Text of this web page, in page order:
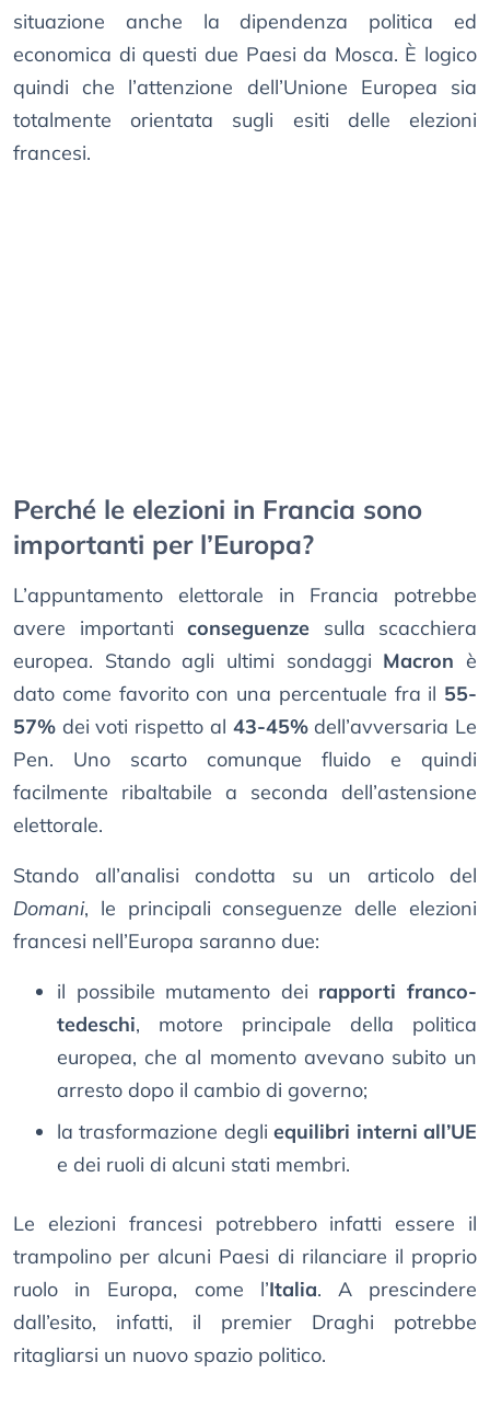
situazione anche la dipendenza politica ed
economica di questi due Paesi da Mosca. È logico
quindi che l’attenzione dell’Unione Europea sia
totalmente orientata sugli esiti delle elezioni
francesi.
Perché le elezioni in Francia sono
importanti per l’Europa?
L’appuntamento elettorale in Francia potrebbe
avere importanti conseguenze sulla scacchiera
europea. Stando agli ultimi sondaggi Macron è
dato come favorito con una percentuale fra il 55-
57% dei voti rispetto al 43-45%dell’avversaria Le
Pen. Uno scarto comunque fluido e quindi
facilmente ribaltabile a seconda dell’astensione
elettorale.
Stando all’analisi condotta su un articolo del
Domani, le principali conseguenze delle elezioni
francesi nell’Europa saranno due:
il possibile mutamento dei rapporti franco-
tedeschi, motore principale della politica
europea, che al momento avevano subito un
arresto dopo il cambio di governo;
la trasformazione degliequilibri interni all’UE
e dei ruoli di alcuni stati membri.
Le elezioni francesi potrebbero infatti essere il
trampolino per alcuni Paesi di rilanciare il proprio
ruolo in Europa, come l’Italia. A prescindere
dall’esito, infatti, il premier Draghi potrebbe
ritagliarsi un nuovo spazio politico.